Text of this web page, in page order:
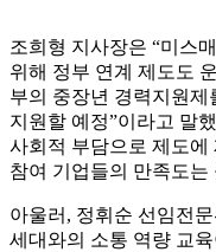
조희형 지사장은 “미스
위해 정부 연계 제도도
부의 중장년 경력지원제
지원할 예정”이라고 말
사회적 부담으로 제도
참여 기업들의 만족도
아울러, 정휘순 선임전
세대와의 소통 역량 교